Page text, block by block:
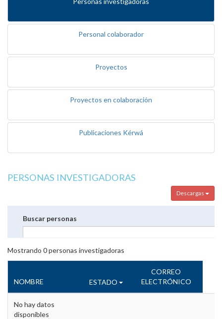
Personal colaborador
Proyectos
Proyectos en colaboración
Publicaciones Kérwá
PERSONAS INVESTIGADORAS
Descargas
Buscar personas
Mostrando 0personas investigadoras
NOMBRE ESTADO
CORREO
ELECTRÓNICO
No hay datos
disponibles